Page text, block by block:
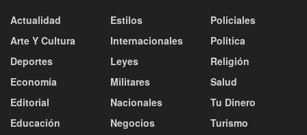
Actualidad
Arte Y Cultura
Deportes
Economía
Editorial
Educación
Estilos
Internacionales
Leyes
Militares
Nacionales
Negocios
Policiales
Politica
Religión
Salud
Tu Dinero
Turismo